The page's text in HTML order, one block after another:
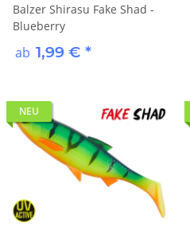
Balzer Shirasu Fake Shad -
Blueberry
ab 1,99 € *
NEU